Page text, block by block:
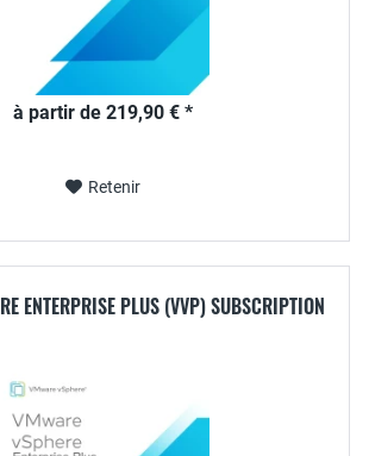
à partir de 219,90 € *
Retenir
ENTERPRISE PLUS (VVP) SUBSCRIPTION